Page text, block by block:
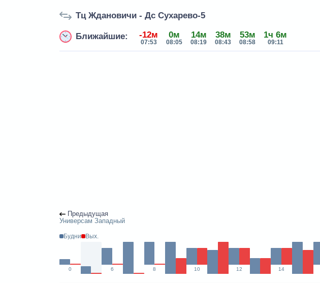
Тц Ждановичи - Дс Сухарево-5
Ближайшие: -12м
07:53
0м
08:05
14м
08:19
38м
08:43
53м
08:58
1ч 6м
09:11
Предыдущая
Универсам Западный
Будни Вых.
0 6 8 10 12 14